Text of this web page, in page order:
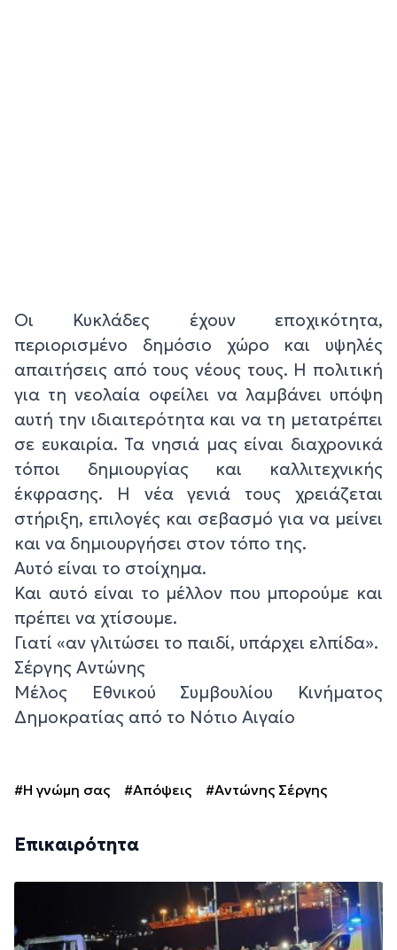
Οι Κυκλάδες έχουν εποχικότητα,
περιορισμένο δημόσιο χώρο και υψηλές
απαιτήσεις από τους νέους τους. Η πολιτική
για τη νεολαία οφείλει να λαμβάνει υπόψη
αυτή την ιδιαιτερότητα και να τη μετατρέπει
σε ευκαιρία. Τα νησιά μας είναι διαχρονικά
τόποι δημιουργίας και καλλιτεχνικής
έκφρασης. Η νέα γενιά τους χρειάζεται
στήριξη, επιλογές και σεβασμό για να μείνει
και να δημιουργήσει στον τόπο της.
Αυτό είναι το στοίχημα.
Και αυτό είναι το μέλλον που μπορούμε και
πρέπει να χτίσουμε.
Γιατί «αν γλιτώσει το παιδί, υπάρχει ελπίδα».
Σέργης Αντώνης
Μέλος Εθνικού Συμβουλίου Κινήματος
Δημοκρατίας από το Νότιο Αιγαίο
#Η γνώμη σας #Απόψεις #Αντώνης Σέργης
Επικαιρότητα